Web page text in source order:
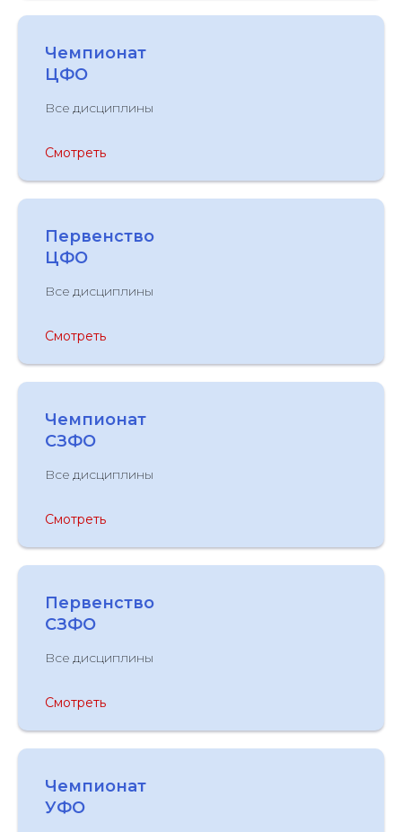
Чемпионат
ЦФО
Все дисциплины
Смотреть
Первенство
ЦФО
Все дисциплины
Смотреть
Чемпионат
СЗФО
Все дисциплины
Смотреть
Первенство
СЗФО
Все дисциплины
Смотреть
Чемпионат
УФО